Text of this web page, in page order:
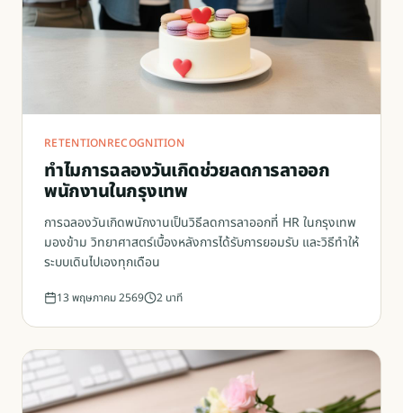
RETENTIONRECOGNITION
ทำไมการฉลองวันเกิดช่วยลดการลาออก
พนักงานในกรุงเทพ
การฉลองวันเกิดพนักงานเป็นวิธีลดการลาออกที่ HR ในกรุงเทพ
มองข้าม วิทยาศาสตร์เบื้องหลังการได้รับการยอมรับ และวิธีทำให้
ระบบเดินไปเองทุกเดือน
13 พฤษภาคม 2569 2 นาที